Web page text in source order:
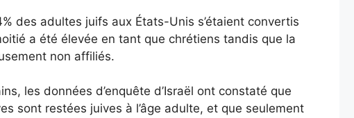
des adultes juifs aux États-Unis s’étaient convertis
a été élevée en tant que chrétiens tandis que la
non affiliés.
les données d’enquête d’Israël ont constaté que
sont restées juives à l’âge adulte, et que seulement